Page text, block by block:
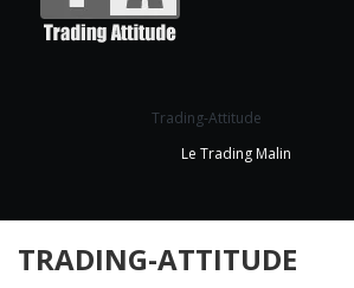
Trading-Attitude
Le Trading Malin
TRADING-ATTITUDE